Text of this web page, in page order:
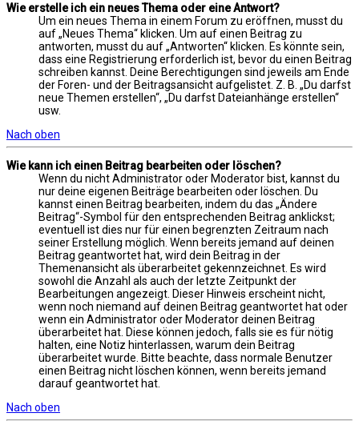
Wie erstelle ich ein neues Thema oder eine Antwort?
Um ein neues Thema in einem Forum zu eröffnen, musst du
auf „Neues Thema“ klicken. Um auf einen Beitrag zu
antworten, musst du auf „Antworten“ klicken. Es könnte sein,
dass eine Registrierung erforderlich ist, bevor du einen Beitrag
schreiben kannst. Deine Berechtigungen sind jeweils am Ende
der Foren- und der Beitragsansicht aufgelistet. Z. B. „Du darfst
neue Themen erstellen“, „Du darfst Dateianhänge erstellen“
usw.
Nach oben
Wie kann ich einen Beitrag bearbeiten oder löschen?
Wenn du nicht Administrator oder Moderator bist, kannst du
nur deine eigenen Beiträge bearbeiten oder löschen. Du
kannst einen Beitrag bearbeiten, indem du das „Ändere
Beitrag“-Symbol für den entsprechenden Beitrag anklickst;
eventuell ist dies nur für einen begrenzten Zeitraum nach
seiner Erstellung möglich. Wenn bereits jemand auf deinen
Beitrag geantwortet hat, wird dein Beitrag in der
Themenansicht als überarbeitet gekennzeichnet. Es wird
sowohl die Anzahl als auch der letzte Zeitpunkt der
Bearbeitungen angezeigt. Dieser Hinweis erscheint nicht,
wenn noch niemand auf deinen Beitrag geantwortet hat oder
wenn ein Administrator oder Moderator deinen Beitrag
überarbeitet hat. Diese können jedoch, falls sie es für nötig
halten, eine Notiz hinterlassen, warum dein Beitrag
überarbeitet wurde. Bitte beachte, dass normale Benutzer
einen Beitrag nicht löschen können, wenn bereits jemand
darauf geantwortet hat.
Nach oben